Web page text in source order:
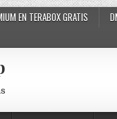
EN TERABOX GRATIS